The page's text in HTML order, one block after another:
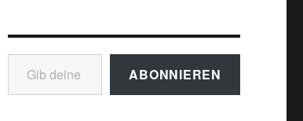
Gib deine E-Mail-Adresse ein ...
ABONNIEREN